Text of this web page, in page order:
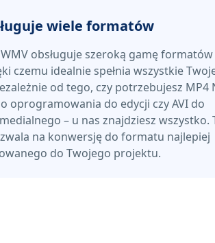
wiele formatów
obsługuje szeroką gamę formatów
czemu idealnie spełnia wszystkie
od tego, czy potrzebujesz MP4
oprogramowania do edycji czy AVI do
– u nas znajdziesz wszystko.
na konwersję do formatu najlepiej
do Twojego projektu.